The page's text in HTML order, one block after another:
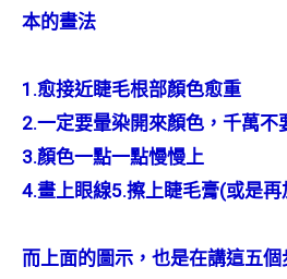
本的畫法
1.愈接近睫毛根部顏色愈重
2.一定要暈染開來顏色，千萬不
3.顏色一點一點慢慢上
4.畫上眼線5.擦上睫毛膏(或是
而上面的圖示，也是在講這五個